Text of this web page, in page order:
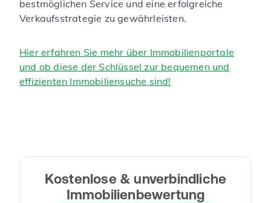
bestmöglichen Service und eine erfolgreiche
Verkaufsstrategie zu gewährleisten.
Hier erfahren Sie mehr über Immobilienportale
und ob diese der Schlüssel zur bequemen und
effizienten Immobiliensuche sind!
Kostenlose & unverbindliche
Immobilienbewertung